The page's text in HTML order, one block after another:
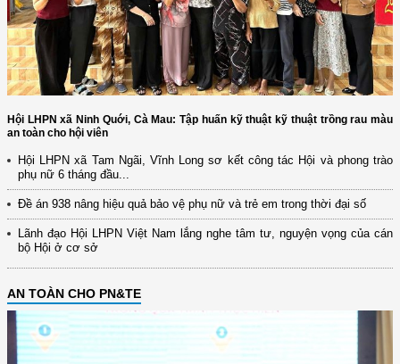
Hội LHPN xã Ninh Quới, Cà Mau: Tập huấn kỹ thuật kỹ thuật trồng rau màu
an toàn cho hội viên
Hội LHPN xã Tam Ngãi, Vĩnh Long sơ kết công tác Hội và phong trào
phụ nữ 6 tháng đầu...
Đề án 938 nâng hiệu quả bảo vệ phụ nữ và trẻ em trong thời đại số
Lãnh đạo Hội LHPN Việt Nam lắng nghe tâm tư, nguyện vọng của cán
bộ Hội ở cơ sở
AN TOÀN CHO PN&TE